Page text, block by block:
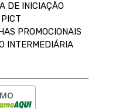
DE INICIAÇÃO
PROMOCIONAIS
INTERMEDIÁRIA